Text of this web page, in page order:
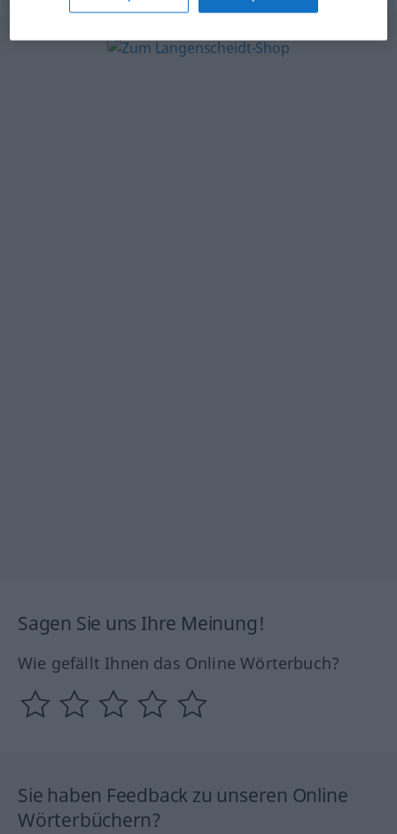
Sagen Sie uns Ihre Meinung!
Wie gefällt Ihnen das Online Wörterbuch?
Sie haben Feedback zu unseren Online
Wörterbüchern?